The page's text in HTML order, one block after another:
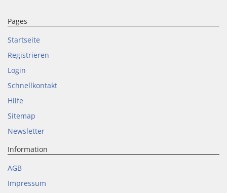
Pages
Startseite
Registrieren
Login
Schnellkontakt
Hilfe
Sitemap
Newsletter
Information
AGB
Impressum